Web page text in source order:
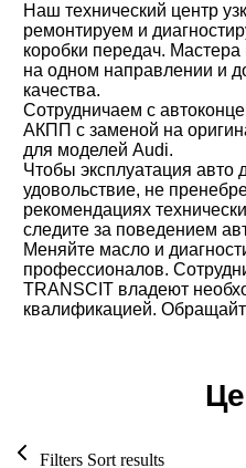
Наш технический центр
ремонтируем и
коробки передач.
на одном направлении и
качества.
Сотрудничаем с
АКПП с заменой на
для моделей Audi.
Чтобы эксплуатация авто
удовольствие, не
рекомендациях
следите за поведением
Меняйте масло и
профессионалов.
TRANSCIT владеют
квалификацией.
Filters Sort results